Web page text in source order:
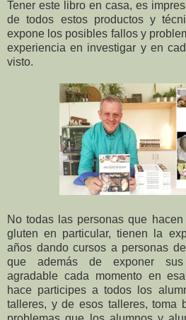
Tener este libro en casa, es
de todos estos productos y
expone los posibles fallos y
experiencia en investigar y en
visto.
No todas las personas que
gluten en particular, tienen la
años dando cursos a personas
que además de exponer sus
agradable cada momento en
hace participes a todos los
talleres, y de esos talleres, toma